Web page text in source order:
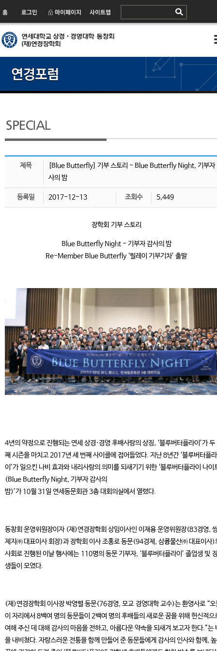
제목
[Blue Butterfly] 기부 스토리 - Blue Butterfly Night, 기부자
사의 밤
등록일 2017-12-13 조회수 5,449
장학회 기부 스토리
Blue Butterfly Night - 기부자 감사의 밤
Re-Member Blue Butterfly ‘릴레이 기부기차’ 출발
4년의 약정으로 진행되는 연세 상경·경영 후배사랑의 상징, ‘블루버터플라이’가 두
째 시즌을 마치고 2017년 세 번째 사이클에 접어들었다. 지난 8년간 ‘블루버터플라
이’가 일으킨 나비 효과와 내리사랑의 의미를 되새기기 위한 ‘블루버터플라이 나이
(Blue Butterfly Night, 기부자 감사의
밤)’가 10월 31일 연세동문회관 3층 대회의실에서 열렸다.
동창회 운영위원장이자 (재)연경장학회 상임이사인 이재용 운영위원장(83경영,
제지㈜ 대표이사 회장)과 장학회 이사 조홍로 동문(94경제, 삼륭물산㈜ 대표이사)
사회로 진행된 이날 행사에는 110명의 동문 기부자, ‘블루버터플라이’ 졸업생 및
생들이 모였다.
(재)연경장학회 이사장 박영렬 동문(76경영, 모교 경영대학 교수)는 환영사로 “오
이 자리에서 8백여 명의 동문들이 2백여 명의 후배들의 새로운 꿈을 위해 헌신적으
여해 주신 데 대해 감사의 마음을 전하고, 아름다운 약속을 되새겨 보고자 한다.”는
을 내비쳤다. 자랑스러운 전통을 함께 만들어 준 동문들에게 감사의 인사와 함께,